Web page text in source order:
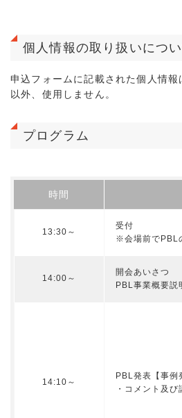
個人情報の取り扱いにつ
申込フォームに記載された個人情
以外、使用しません。
プログラム
時間
13:30～
受付
※会場前でPBL
14:00～
開会あいさつ
PBL事業概要説
14:10～
PBL発表【事例
・コメント及び